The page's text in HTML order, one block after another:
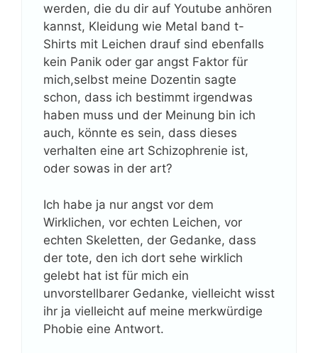
werden, die du dir auf Youtube anhören
kannst, Kleidung wie Metal band t-
Shirts mit Leichen drauf sind ebenfalls
kein Panik oder gar angst Faktor für
mich,selbst meine Dozentin sagte
schon, dass ich bestimmt irgendwas
haben muss und der Meinung bin ich
auch, könnte es sein, dass dieses
verhalten eine art Schizophrenie ist,
oder sowas in der art?
Ich habe ja nur angst vor dem
Wirklichen, vor echten Leichen, vor
echten Skeletten, der Gedanke, dass
der tote, den ich dort sehe wirklich
gelebt hat ist für mich ein
unvorstellbarer Gedanke, vielleicht wisst
ihr ja vielleicht auf meine merkwürdige
Phobie eine Antwort.